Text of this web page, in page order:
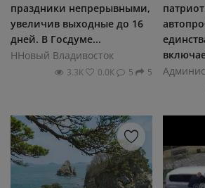
праздники непрерывными,
увеличив выходные до 16
дней. В Госдуме...
ННовый Владивосток
3.3К 0.0К 5 5